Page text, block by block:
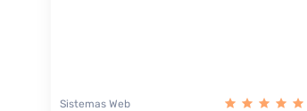
Sistemas Web